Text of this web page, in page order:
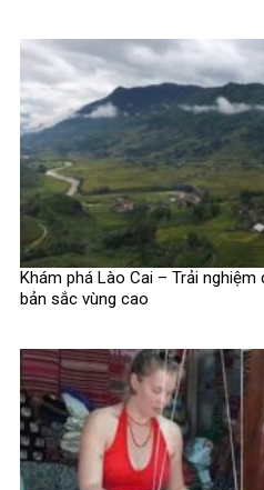
Khám phá Lào Cai – Trải
bản sắc vùng cao